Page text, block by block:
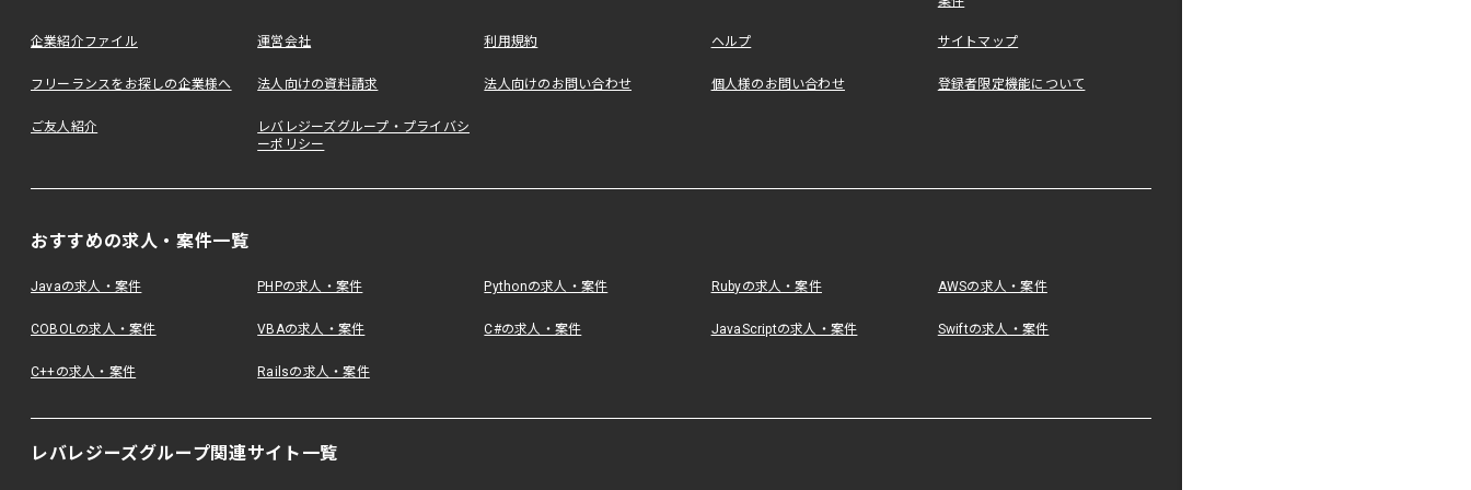
企業紹介ファイル 運営会社 利用規約 ヘルプ サイトマップ
フリーランスをお探しの企業様へ 法人向けの資料請求 法人向けのお問い合わせ 個人様のお問い合わせ 登録者限定機能について
ご友人紹介
レバレジーズグループ・プライバシ
ーポリシー
おすすめの求人・案件一覧
Javaの求人・案件 PHPの求人・案件 Pythonの求人・案件 Rubyの求人・案件 AWSの求人・案件
COBOLの求人・案件 VBAの求人・案件 C#の求人・案件 JavaScriptの求人・案件 Swiftの求人・案件
C++の求人・案件 Railsの求人・案件
レバレジーズグループ関連サイト一覧